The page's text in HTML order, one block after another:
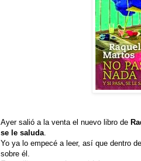
Ayer salió a la venta el nuevo libro de
se le saluda
Yo ya lo empecé a leer, así que dentro
sobre él.